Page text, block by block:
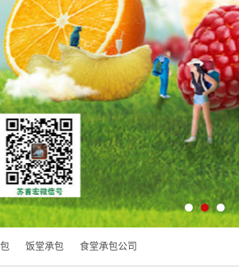
饭堂承包 食堂承包公司